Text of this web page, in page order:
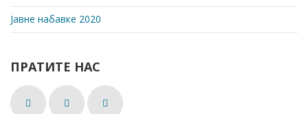
Јавне набавке 2020
ПРАТИТЕ НАС